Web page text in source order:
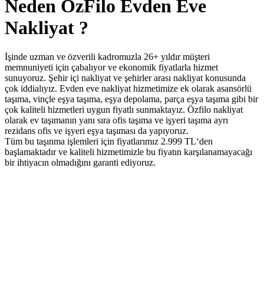
Neden ÖzFilo Evden Eve
Nakliyat ?
İşinde uzman ve özverili kadromuzla 26+ yıldır müşteri
memnuniyeti için çabalıyor ve ekonomik fiyatlarla hizmet
sunuyoruz. Şehir içi nakliyat ve şehirler arası nakliyat konusunda
çok iddialıyız. Evden eve nakliyat hizmetimize ek olarak asansörlü
taşıma, vinçle eşya taşıma, eşya depolama, parça eşya taşıma gibi bir
çok kaliteli hizmetleri uygun fiyatlı sunmaktayız. Özfilo nakliyat
olarak ev taşımanın yanı sıra ofis taşıma ve işyeri taşıma ayrı
rezidans ofis ve işyeri eşya taşıması da yapıyoruz.
Tüm bu taşınma işlemleri için fiyatlarımız 2.999 TL‘den
başlamaktadır ve kaliteli hizmetimizle bu fiyatın karşılanamayacağı
bir ihtiyacın olmadığını garanti ediyoruz.